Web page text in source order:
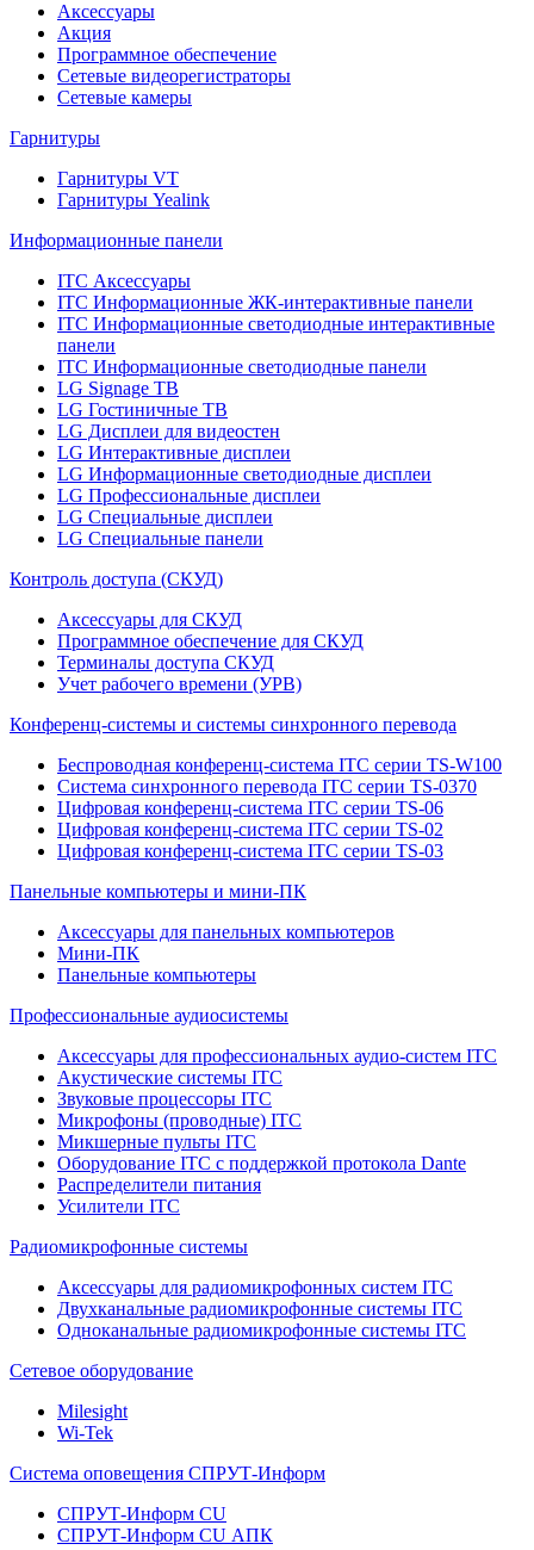
Аксессуары
Акция
Программное обеспечение
Сетевые видеорегистраторы
Сетевые камеры
Гарнитуры
Гарнитуры VT
Гарнитуры Yealink
Информационные панели
ITC Аксессуары
ITC Информационные ЖК-интерактивные панели
ITC Информационные светодиодные интерактивные
панели
ITC Информационные светодиодные панели
LG Signage ТВ
LG Гостиничные ТВ
LG Дисплеи для видеостен
LG Интерактивные дисплеи
LG Информационные светодиодные дисплеи
LG Профессиональные дисплеи
LG Специальные дисплеи
LG Специальные панели
Контроль доступа (СКУД)
Аксессуары для СКУД
Программное обеспечение для СКУД
Терминалы доступа СКУД
Учет рабочего времени (УРВ)
Конференц-системы и системы синхронного перевода
Беспроводная конференц-система ITC серии TS-W100
Система синхронного перевода ITC серии TS-0370
Цифровая конференц-система ITC серии TS-06
Цифровая конференц-система ITC серии TS-02
Цифровая конференц-система ITC серии TS-03
Панельные компьютеры и мини-ПК
Аксессуары для панельных компьютеров
Мини-ПК
Панельные компьютеры
Профессиональные аудиосистемы
Аксессуары для профессиональных аудио-систем ITC
Акустические системы ITC
Звуковые процессоры ITC
Микрофоны (проводные) ITC
Микшерные пульты ITC
Оборудование ITC с поддержкой протокола Dante
Распределители питания
Усилители ITC
Радиомикрофонные системы
Аксессуары для радиомикрофонных систем ITC
Двухканальные радиомикрофонные системы ITC
Одноканальные радиомикрофонные системы ITC
Сетевое оборудование
Milesight
Wi-Tek
Система оповещения СПРУТ-Информ
СПРУТ-Информ CU
СПРУТ-Информ CU АПК